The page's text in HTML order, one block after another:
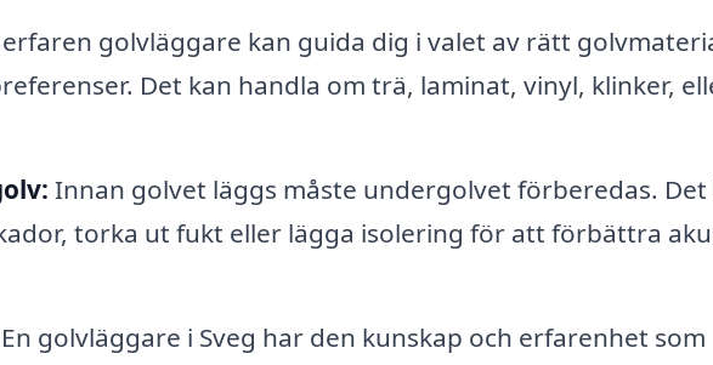
erfaren golvläggare kan guida dig i valet av rätt
Det kan handla om trä, laminat, vinyl, klinker,
Innan golvet läggs måste undergolvet förberedas. Det
torka ut fukt eller lägga isolering för att förbättra
En golvläggare i Sveg har den kunskap och erfarenhet som